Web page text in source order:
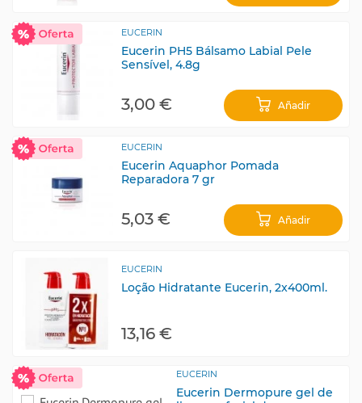
EUCERIN
Eucerin PH5 Bálsamo Labial Pele
Sensível, 4.8g
3,00 € Añadir
EUCERIN
Eucerin Aquaphor Pomada
Reparadora 7 gr
5,03 € Añadir
EUCERIN
Loção Hidratante Eucerin, 2x400ml.
13,16 €
EUCERIN
Eucerin Dermopure gel de